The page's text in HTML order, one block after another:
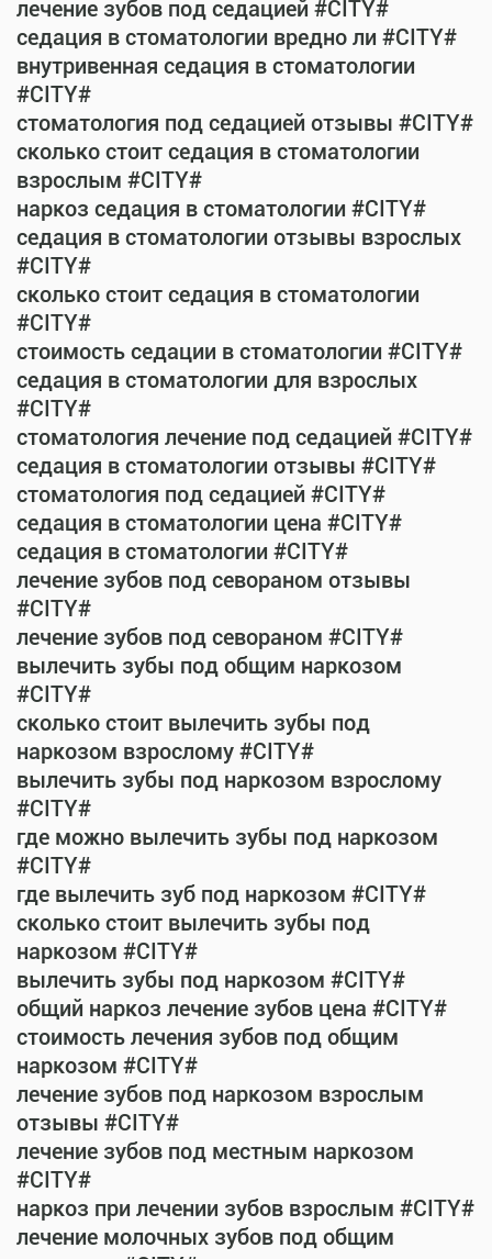
лечение зубов под седацией #CITY#
седация в стоматологии вредно ли #CITY#
внутривенная седация в стоматологии
#CITY#
стоматология под седацией отзывы #CITY#
сколько стоит седация в стоматологии
взрослым #CITY#
наркоз седация в стоматологии #CITY#
седация в стоматологии отзывы взрослых
#CITY#
сколько стоит седация в стоматологии
#CITY#
стоимость седации в стоматологии #CITY#
седация в стоматологии для взрослых
#CITY#
стоматология лечение под седацией #CITY#
седация в стоматологии отзывы #CITY#
стоматология под седацией #CITY#
седация в стоматологии цена #CITY#
седация в стоматологии #CITY#
лечение зубов под севораном отзывы
#CITY#
лечение зубов под севораном #CITY#
вылечить зубы под общим наркозом
#CITY#
сколько стоит вылечить зубы под
наркозом взрослому #CITY#
вылечить зубы под наркозом взрослому
#CITY#
где можно вылечить зубы под наркозом
#CITY#
где вылечить зуб под наркозом #CITY#
сколько стоит вылечить зубы под
наркозом #CITY#
вылечить зубы под наркозом #CITY#
общий наркоз лечение зубов цена #CITY#
стоимость лечения зубов под общим
наркозом #CITY#
лечение зубов под наркозом взрослым
отзывы #CITY#
лечение зубов под местным наркозом
#CITY#
наркоз при лечении зубов взрослым #CITY#
лечение молочных зубов под общим